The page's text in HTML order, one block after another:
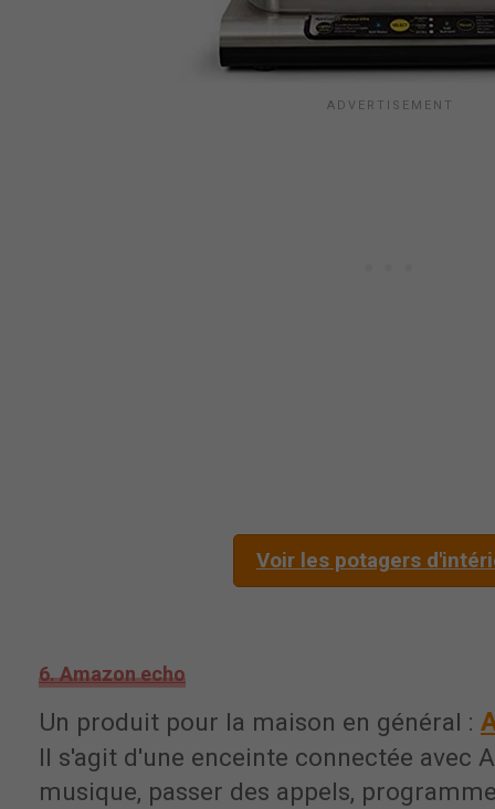
Voir les potagers
6. Amazon echo
Un produit pour la maison en général :
Il s'agit d'une enceinte connectée avec
musique, passer des appels,